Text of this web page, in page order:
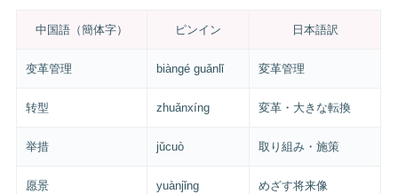
中国語（簡体字） ピンイン 日本語訳
变革管理 biàngé guǎnlǐ 変革管理
转型 zhuǎnxíng 変革・大きな転換
举措 jǔcuò 取り組み・施策
愿景 yuànjǐng めざす将来像